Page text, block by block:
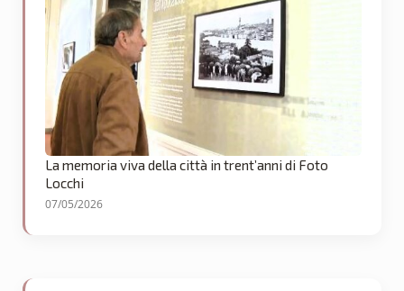
La memoria viva della città in trent’anni di Foto
Locchi
07/05/2026